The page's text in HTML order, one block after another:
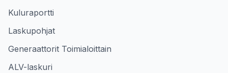
Kuluraportti
Laskupohjat
Generaattorit Toimialoittain
ALV-laskuri